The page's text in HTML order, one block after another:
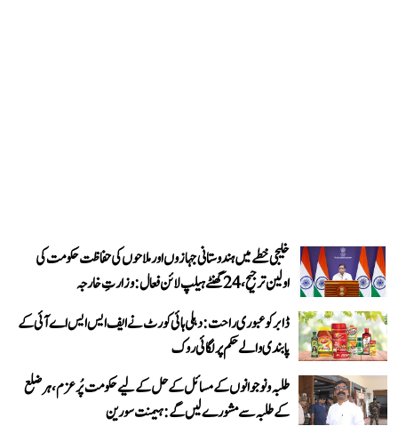
خلیجی خطے میں ہندوستانی جہازوں اور ملاحوں کی حفاظت حکومت کی
اولین ترجیح، 24 گھنٹے ہیلپ لائن فعال: وزارتِ خارجہ
ڈابر کو عبوری راحت: دہلی ہائی کورٹ نے ایف ایس ایس اے آئی کے
پابندی والے حکم پر لگائی روک
طلبہ و نوجوانوں کے مسائل کے حل کے لیے حکومت پُرعزم، ہر ضلع
کے طلبہ سے مشورے لیں گے: ہیمنت سورین